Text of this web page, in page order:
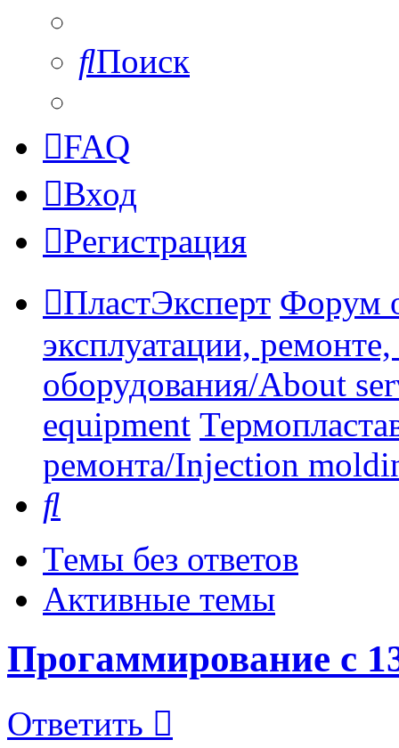
Поиск
FAQ
Вход
Регистрация
ПластЭксперт Форум
эксплуатации,
оборудования/About
equipment
ремонта/Injection
Темы без ответов
Активные темы
Прогаммирование с
Ответить